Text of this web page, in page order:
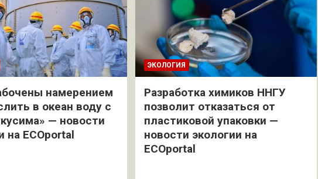
намерением
в океан воду с
— новости
на ECOportal
ЭКОЛОГИЯ
Разработка химиков ННГУ
позволит отказаться от
пластиковой упаковки —
новости экологии на
ECOportal